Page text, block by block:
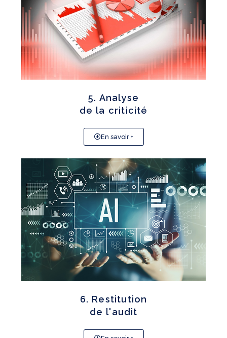
5. Analyse
de la criticité
En savoir +
6. Restitution
de l'audit